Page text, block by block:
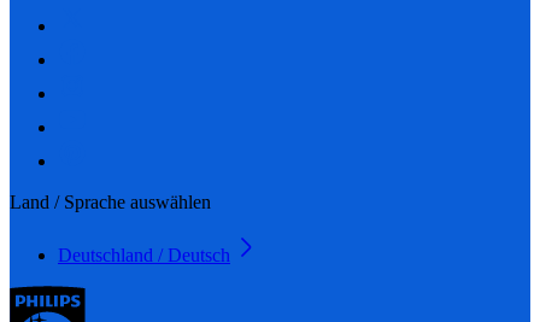
Land / Sprache auswählen
Deutschland / Deutsch